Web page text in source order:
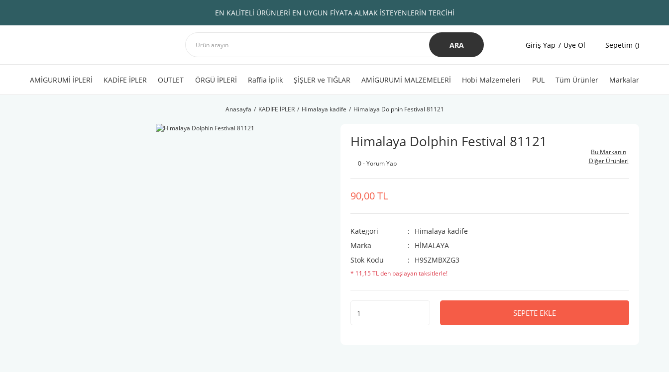
EN KALİTELİ ÜRÜNLERİ EN UYGUN FİYATA ALMAK İSTEYENLERİN TERCİHİ
ARA Giriş Yap Üye Ol Sepetim
AMİGURUMİ İPLERİ KADİFE İPLER OUTLET ÖRGÜ İPLERİ Raffia İplik ŞİŞLER ve TIĞLAR AMİGURUMİ MALZEMELERİ Hobi Malzemeleri PUL Tüm Ürünler Markalar
Anasayfa KADİFE İPLER Himalaya kadife Himalaya Dolphin Festival 81121
Himalaya Dolphin Festival 81121
0 - Yorum Yap
Bu Markanın
Diğer Ürünleri
90,00 TL
Kategori
Himalaya kadife
Marka
HİMALAYA
Stok Kodu
H9SZMBXZG3
* 11,15 TL den başlayan taksitlerle!
SEPETE EKLE